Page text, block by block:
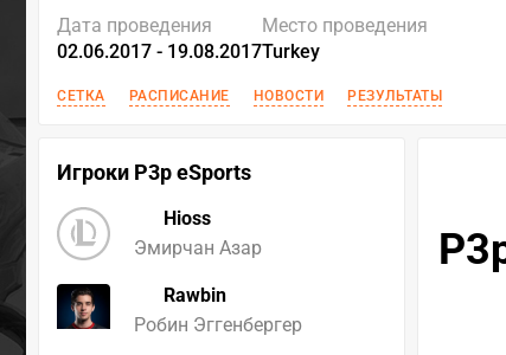
Дата проведения
02.06.2017 - 19.08.2017
Место проведения
Turkey
СЕТКА РАСПИСАНИЕ НОВОСТИ РЕЗУЛЬТАТЫ
Игроки P3p eSports
Hioss
Эмирчан Азар
Rawbin
Робин Эггенбергер